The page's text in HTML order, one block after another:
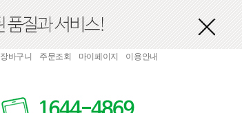
장바구니 주문조회 마이페이지 이용안내